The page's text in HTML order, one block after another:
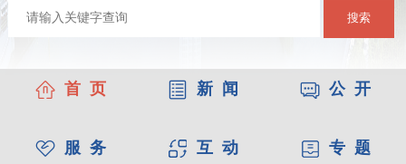
搜索
首 页 新 闻 公 开
服 务 互 动 专 题